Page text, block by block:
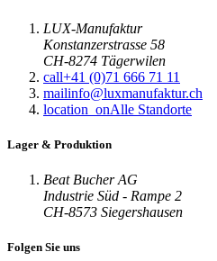
LUX-Manufaktur
Konstanzerstrasse 58
CH-8274 Tägerwilen
call+41 (0)71 666 71 11
mailinfo@luxmanufaktur.ch
location_onAlle Standorte
Lager & Produktion
Beat Bucher AG
Industrie Süd - Rampe 2
CH-8573 Siegershausen
Folgen Sie uns